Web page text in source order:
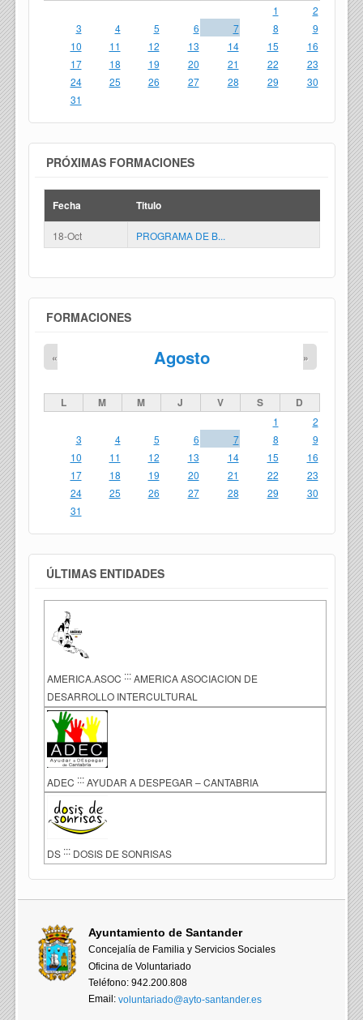
1
2
3
4 5 6 7 8
9
10
11 12 13 14 15
16
17
18 19 20 21 22
23
24
25 26 27 28 29
30
31
PRÓXIMAS FORMACIONES
Fecha Titulo
18-Oct PROGRAMA DE B...
FORMACIONES
Agosto
« »
L M M J V S D
1
2
3
4 5 6 7 8
9
10
11 12 13 14 15
16
17
18 19 20 21 22
23
24
25 26 27 28 29
30
31
ÚLTIMAS ENTIDADES
AMERICA.ASOC ::: AMERICA ASOCIACION DE
DESARROLLO INTERCULTURAL
ADEC ::: AYUDAR A DESPEGAR – CANTABRIA
DS ::: DOSIS DE SONRISAS
Ayuntamiento de Santander
Concejalía de Familia y Servicios Sociales
Oficina de Voluntariado
Teléfono: 942.200.808
Email:voluntariado@ayto-santander.es